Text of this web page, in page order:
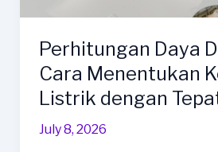
Perhitungan Daya
Cara Menentukan
Listrik dengan
July 8, 2026